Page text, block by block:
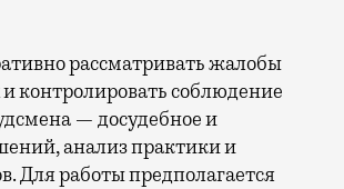
рассматривать жалобы
контролировать соблюдение
— досудебное и
анализ практики и
Для работы предполагается